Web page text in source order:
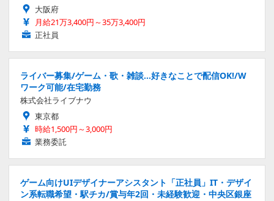
大阪府
月給21万3,400円～35万3,400円
正社員
ライバー募集/ゲーム・歌・雑談…好きなことで配信OK!/W
ワーク可能/在宅勤務
株式会社ライブナウ
東京都
時給1,500円～3,000円
業務委託
ゲーム向けUIデザイナーアシスタント「正社員」IT・デザイ
ン系転職希望・駅チカ/賞与年2回・未経験歓迎・中央区銀座